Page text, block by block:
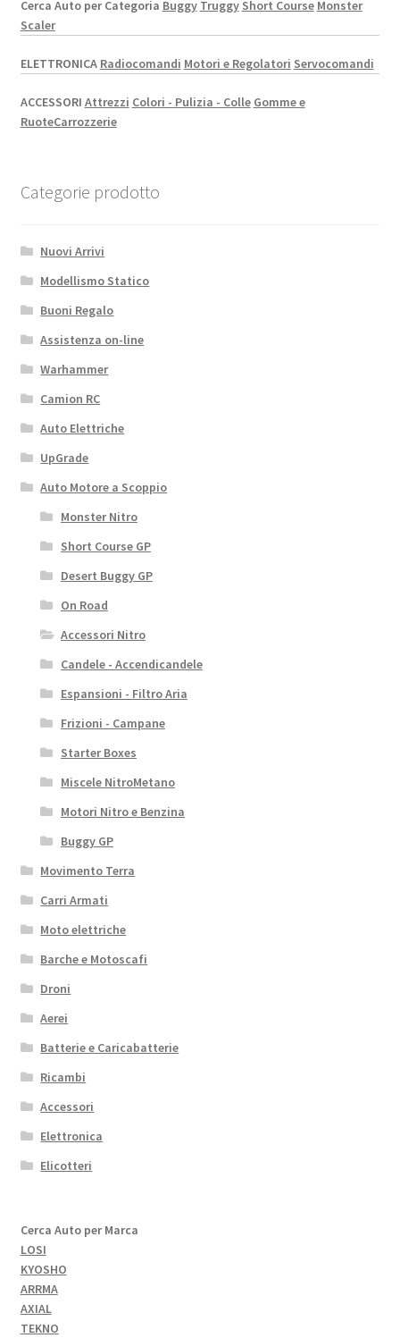
Cerca Auto per Categoria Buggy Truggy Short Course Monster
Scaler
ELETTRONICA Radiocomandi Motori e Regolatori Servocomandi
ACCESSORI Attrezzi Colori - Pulizia - Colle Gomme e
RuoteCarrozzerie
Categorie prodotto
Nuovi Arrivi
Modellismo Statico
Buoni Regalo
Assistenza on-line
Warhammer
Camion RC
Auto Elettriche
UpGrade
Auto Motore a Scoppio
Monster Nitro
Short Course GP
Desert Buggy GP
On Road
Accessori Nitro
Candele - Accendicandele
Espansioni - Filtro Aria
Frizioni - Campane
Starter Boxes
Miscele NitroMetano
Motori Nitro e Benzina
Buggy GP
Movimento Terra
Carri Armati
Moto elettriche
Barche e Motoscafi
Droni
Aerei
Batterie e Caricabatterie
Ricambi
Accessori
Elettronica
Elicotteri
Cerca Auto per Marca
LOSI
KYOSHO
ARRMA
AXIAL
TEKNO